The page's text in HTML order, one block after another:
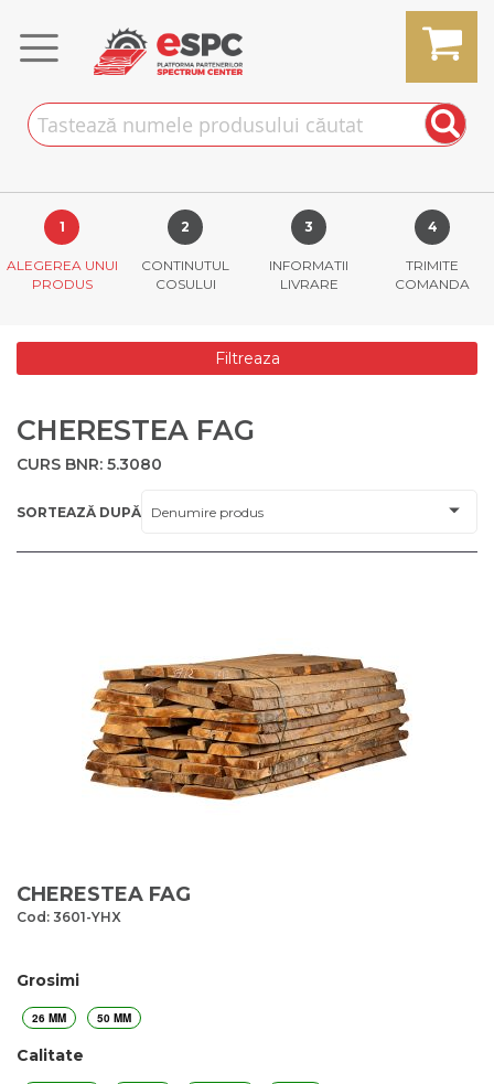
to
Content
ALEGEREA UNUI
PRODUS
CONTINUTUL
COSULUI
INFORMATII
LIVRARE
TRIMITE
COMANDA
CHERESTEA FAG
CURS BNR: 5.3080
SORTEAZĂ DUPĂ
CHERESTEA FAG
Cod: 3601-YHX
Grosimi
26 MM 50 MM
Calitate
Filtreaza